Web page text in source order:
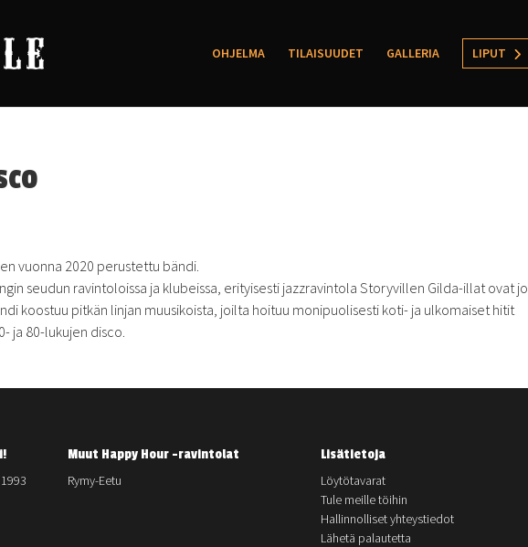
OHJELMA TILAISUUDET GALLERIA LIPUT
vuonna 2020 perustettu bändi.
seudun ravintoloissa ja klubeissa, erityisesti jazzravintola Storyvillen Gilda-illat ovat jo
koostuu pitkän linjan muusikoista, joilta hoituu monipuolisesti koti- ja ulkomaiset hitit
ja 80-lukujen disco.
Muut Happy Hour -ravintolat
Rymy-Eetu
Lisätietoja
Löytötavarat
Tule meille töihin
Hallinnolliset yhteystiedot
Lähetä palautetta